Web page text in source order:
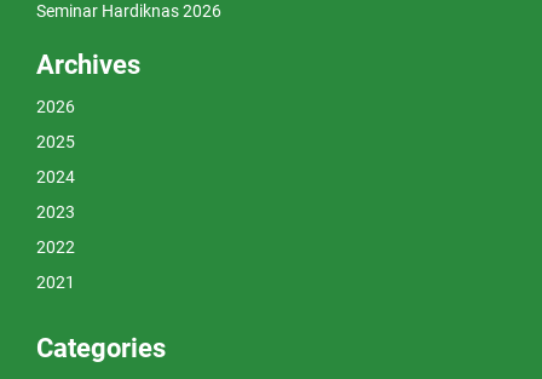
Seminar Hardiknas 2026
Archives
2026
2025
2024
2023
2022
2021
Categories